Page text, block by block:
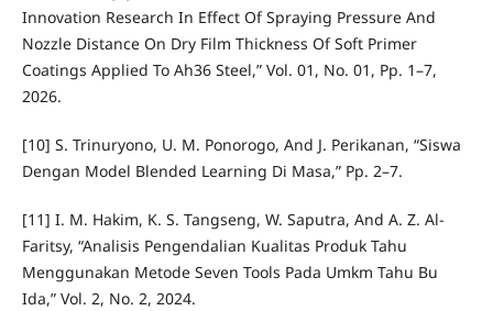
Innovation Research In Effect Of Spraying Pressure And
Nozzle Distance On Dry Film Thickness Of Soft Primer
Coatings Applied To Ah36 Steel,” Vol. 01, No. 01, Pp. 1–7,
2026.
[10] S. Trinuryono, U. M. Ponorogo, And J. Perikanan, “Siswa
Dengan Model Blended Learning Di Masa,” Pp. 2–7.
[11] I. M. Hakim, K. S. Tangseng, W. Saputra, And A. Z. Al-
Faritsy, “Analisis Pengendalian Kualitas Produk Tahu
Menggunakan Metode Seven Tools Pada Umkm Tahu Bu
Ida,” Vol. 2, No. 2, 2024.